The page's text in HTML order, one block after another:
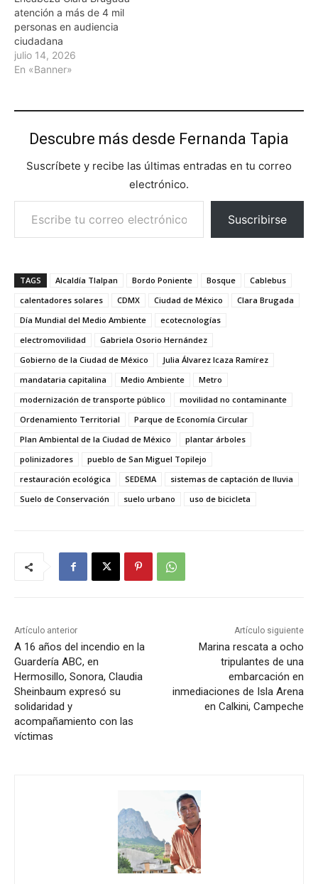
atención a más de 4 mil
personas en audiencia
ciudadana
julio 14, 2026
En «Banner»
Descubre más desde Fernanda Tapia
Suscríbete y recibe las últimas entradas en tu correo
electrónico.
Escribe tu correo electrónico…
Suscribirse
TAGS Alcaldía Tlalpan Bordo Poniente Bosque
Cablebus
calentadores solares
CDMX Ciudad de México
Clara Brugada
Día Mundial del Medio Ambiente
ecotecnologías
electromovilidad
Gabriela Osorio Hernández
Gobierno de la Ciudad de México
Julia Álvarez Icaza Ramírez
mandataria capitalina
Medio Ambiente
Metro
modernización de transporte público
movilidad no contaminante
Ordenamiento Territorial
Parque de Economía Circular
Plan Ambiental de la Ciudad de México
plantar árboles
polinizadores
pueblo de San Miguel Topilejo
restauración ecológica
SEDEMA
sistemas de captación de lluvia
Suelo de Conservación
suelo urbano uso de bicicleta
Artículo anterior
A 16 años del incendio en la
Guardería ABC, en
Hermosillo, Sonora, Claudia
Sheinbaum expresó su
solidaridad y
acompañamiento con las
víctimas
Artículo siguiente
Marina rescata a ocho
tripulantes de una
embarcación en
inmediaciones de Isla Arena
en Calkini, Campeche